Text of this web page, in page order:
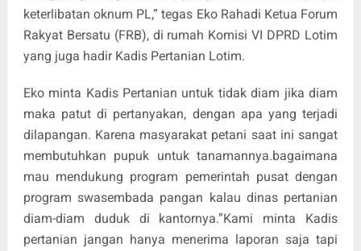
keterlibatan oknum PL,” tegas Eko Rahadi Ketua Forum
Rakyat Bersatu (FRB), di rumah Komisi VI DPRD Lotim
yang juga hadir Kadis Pertanian Lotim.
Eko minta Kadis Pertanian untuk tidak diam jika diam
maka patut di pertanyakan, dengan apa yang terjadi
dilapangan. Karena masyarakat petani saat ini sangat
membutuhkan pupuk untuk tanamannya.bagaimana
mau mendukung program pemerintah pusat dengan
program swasembada pangan kalau dinas pertanian
diam-diam duduk di kantornya.”Kami minta Kadis
pertanian jangan hanya menerima laporan saja tapi